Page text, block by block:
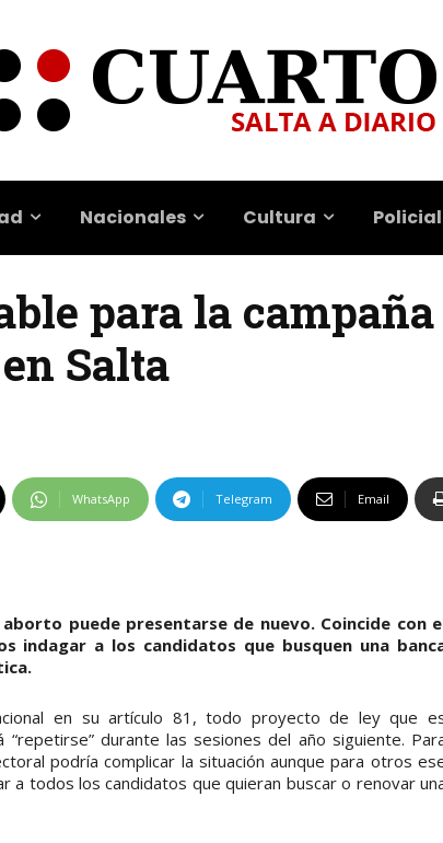
Nacionales Cultura
para la
Salta
WhatsApp Telegram Email
puede presentarse de nuevo. Coincide con
indagar a los candidatos que busquen una
en su artículo 81, todo proyecto de ley que
durante las sesiones del año siguiente.
podría complicar la situación aunque para otros
a todos los candidatos que quieran buscar o renovar